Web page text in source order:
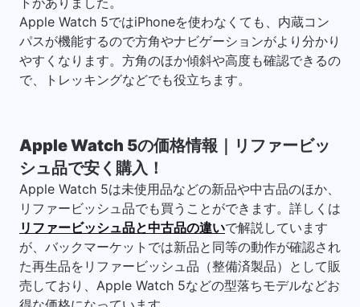
Apple Watch 5ではiPhoneを使わなくても、内蔵コン
パスが機能するので方角やナビゲーションがより分かり
やすくなります。方角のほか傾斜や高度も確認できるの
で、トレッキングなどでも役立ちます。
Apple Watch 5の価格情報｜リファービッ
シュ品で安く購入！
Apple Watch 5は未使用品などの新品や中古品のほか、
リファービッシュ品でも買うことができます。詳しくは
リファービッシュ品と中古品の違いで解説しています
が、バックマーケットでは新品と同等の動作が確認され
た再生品をリファービッシュ品（整備済製品）として販
売しており、Apple Watch 5などの型落ちモデルなどお